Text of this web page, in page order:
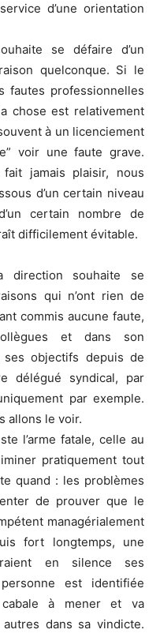
d’une orientation
se défaire d’un
quelconque. Si le
fautes professionnelles
chose est relativement
à un licenciement
voir une faute grave.
jamais plaisir, nous
d’un certain niveau
certain nombre de
difficilement évitable.
direction souhaite se
qui n’ont rien de
commis aucune faute,
et dans son
objectifs depuis de
délégué syndical, par
par exemple.
allons le voir.
l’arme fatale, celle au
pratiquement tout
quand : les problèmes
de prouver que le
managérialement
fort longtemps, une
en silence ses
est identifiée
cabale à mener et va
dans sa vindicte.